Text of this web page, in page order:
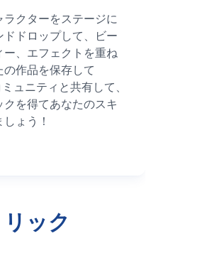
ラクターをステージに
ドドロップして、ビー
ー、エフェクトを重ね
の作品を保存して
ュニティと共有して、
クを得てあなたのスキ
ょう！
ック